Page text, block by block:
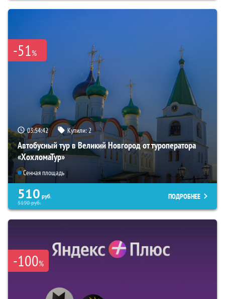
-51%
03:54:41 Купили:2
Автобусный тур в Великий Новгород от туроператора
«ХохломаТур»
Сенная площадь
510 руб.
5190руб.
ПОДРОБНЕЕ
-100%